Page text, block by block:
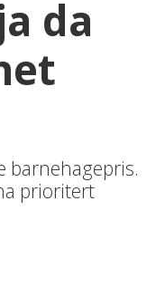
da
barnehagepris.
prioritert